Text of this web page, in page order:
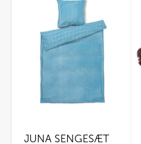
JUNA SENGESÆT